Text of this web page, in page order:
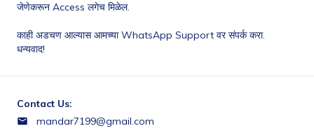
जेणेकरून Access लगेच मिळेल.
काही अडचण आल्यास आमच्या WhatsApp Support वर संपर्क करा.
Contact Us:
mandar7199@gmail.com